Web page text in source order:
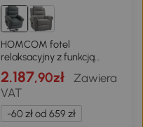
HOMCOM fotel
relaksacyjny z funkcją
wspomagania
wstawania，rozkładany z
masażem i
podgrzewaniem , wygląd
lnu, szary
2.187,90zł
Zawiera
VAT
-60 zł od 659 zł